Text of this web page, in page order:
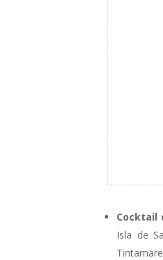
Cocktail
Isla de